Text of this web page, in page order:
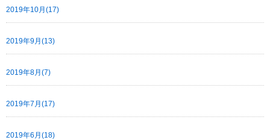
2019年10月(17)
2019年9月(13)
2019年8月(7)
2019年7月(17)
2019年6月(18)